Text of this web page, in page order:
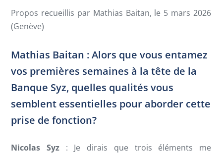
Propos recueillis par Mathias Baitan, le 5 mars 2026
(Genève)
Mathias Baitan : Alors que vous entamez
vos premières semaines à la tête de la
Banque Syz, quelles qualités vous
semblent essentielles pour aborder cette
prise de fonction?
Nicolas Syz: Je dirais que trois éléments me